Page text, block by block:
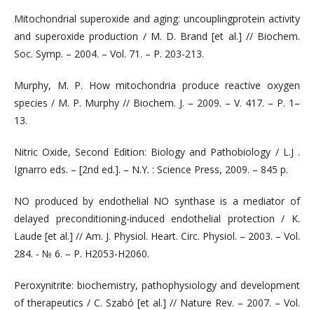
Mitochondrial superoxide and aging: uncouplingprotein activity
and superoxide production / M. D. Brand [et al.] // Biochem.
Soc. Symp. – 2004. – Vol. 71. – P. 203-213.
Murphy, M. P. How mitochondria produce reactive oxygen
species / M. P. Murphy // Biochem. J. – 2009. – V. 417. – P. 1–
13.
Nitric Oxide, Second Edition: Biology and Pathobiology / L.J .
Ignarro eds. – [2nd ed.]. – N.Y. : Science Press, 2009. – 845 p.
NO produced by endothelial NO synthase is a mediator of
delayed preconditioning-induced endothelial protection / K.
Laude [et al.] // Am. J. Physiol. Heart. Circ. Physiol. – 2003. – Vol.
284. - № 6. – P. H2053-H2060.
Peroxynitrite: biochemistry, pathophysiology and development
of therapeutics / C. Szabó [et al.] // Nature Rev. – 2007. – Vol.